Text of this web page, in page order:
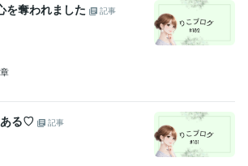
ティブツール
グ
♡文章を書
を奪われました
記事
ある♡
記事